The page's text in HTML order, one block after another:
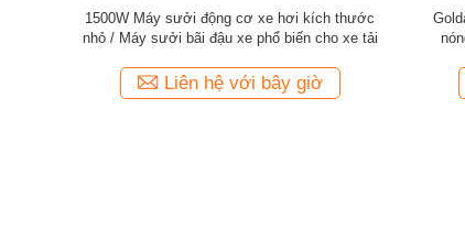
Goldate Máy sưởi nước xe 500W 220V Máy
sưởi bãi đậu xe điện cho xe hơi
Liên hệ với bây giờ
An